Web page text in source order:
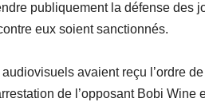
publiquement la défense des
eux soient sanctionnés.
avaient reçu l’ordre
de l’opposant Bobi